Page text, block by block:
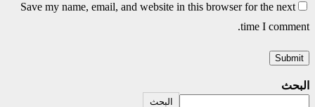
Save my name, email, and website in this browser for the next
time I comment.
البحث
البحث